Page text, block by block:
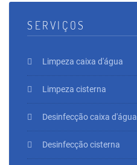
SERVIÇOS
Limpeza caixa d'água
Limpeza cisterna
Desinfecção caixa d'água
Desinfecção cisterna